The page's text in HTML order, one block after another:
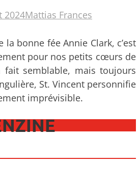
2024Mattias Frances
bonne fée Annie Clark, c’est
pour nos petits cœurs de
fait semblable, mais toujours
St. Vincent personnifie
imprévisible.